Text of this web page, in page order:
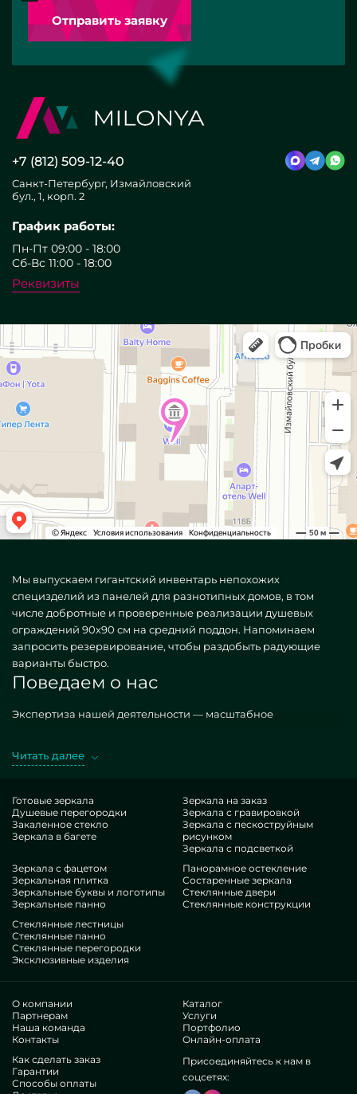
Отправить заявку
+7 (812) 509-12-40
Санкт-Петербург, Измайловский
бул., 1, корп. 2
График работы:
Пн-Пт 09:00 - 18:00
Сб-Вс 11:00 - 18:00
Реквизиты
Мы выпускаем гигантский инвентарь непохожих
специзделий из панелей для разнотипных домов, в том
числе добротные и проверенные реализации душевых
ограждений 90х90 см на средний поддон. Напоминаем
запросить резервирование, чтобы раздобыть радующие
варианты быстро.
Поведаем о нас
Экспертиза нашей деятельности — масштабное
конкретному запросу. Головокружительный эталон —
искомые фабрикаты в экзекуции MILONYA, вы уверенно
полагаете, что это прекрасный артикул, с рациональной
оценкой , не сдающий доступным аналогам. Если вы
вознамериваетесь изменить свои жилплощади, подбавить
им роскошества, специфичности, обязательно посмотрите
наши лоты, от душевых ограждений 90х90 см на средний
поддон и до многообразных решений.
Гордость нашей бригады
В нашем доступе — профессионалы самого разных ниш. У
всех многолетние профессионализм, что потешит даже
придирчивых заказчиков. Всю дорогу увлекаются
прокачиванием соответствующих умений, предусматривают,
как адаптироваться в непростых ситуациях. Выпустят и
сконструируют Ограждения для душа 90х90 см на средний
Выслужили признание бесчисленных авторитетных
бизнесов и одиночных клиентов. Тысячи великолепных
Читать далее
Готовые зеркала
Душевые перегородки
Закаленное стекло
Зеркала в багете
Зеркала на заказ
Зеркала с гравировкой
Зеркала с пескоструйным
рисунком
Зеркала с подсветкой
Зеркала с фацетом
Зеркальная плитка
Зеркальные буквы и логотипы
Зеркальные панно
Панорамное остекление
Состаренные зеркала
Стеклянные двери
Стеклянные конструкции
Стеклянные лестницы
Стеклянные панно
Стеклянные перегородки
Эксклюзивные изделия
О компании
Партнерам
Наша команда
Контакты
Каталог
Услуги
Портфолио
Онлайн-оплата
Как сделать заказ
Гарантии
Способы оплаты
Присоединяйтесь к нам в
соцсетях: